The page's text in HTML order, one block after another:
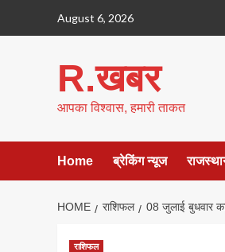
August 6, 2026
R.खबर
आपका विश्वास, हमारी ताकत
Home ब्रेकिंग न्यूज
HOME राशिफल 08 जुलाई बुधवार
राशिफल